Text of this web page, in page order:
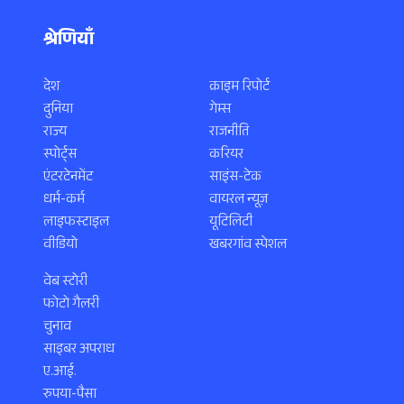
श्रेणियाँ
देश
दुनिया
राज्य
स्पोर्ट्स
एंटरटेनमेंट
धर्म-कर्म
लाइफस्टाइल
वीडियो
क्राइम रिपोर्ट
गेम्स
राजनीति
करियर
साइंस-टेक
वायरल न्यूज़
यूटिलिटी
खबरगांव स्पेशल
वेब स्टोरी
फोटो गैलरी
चुनाव
साइबर अपराध
ए.आई.
रुपया-पैसा